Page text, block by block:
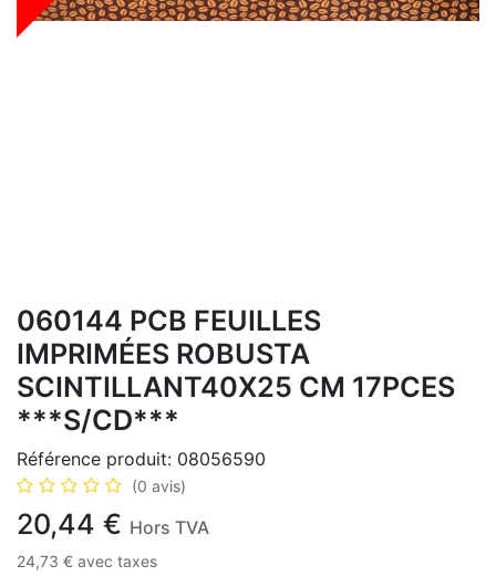
060144 PCB FEUILLES
IMPRIMÉES ROBUSTA
SCINTILLANT40X25 CM 17PCES
***S/CD***
Référence produit: 08056590
(0 avis)
20,44 € Hors TVA
24,73 € avec taxes